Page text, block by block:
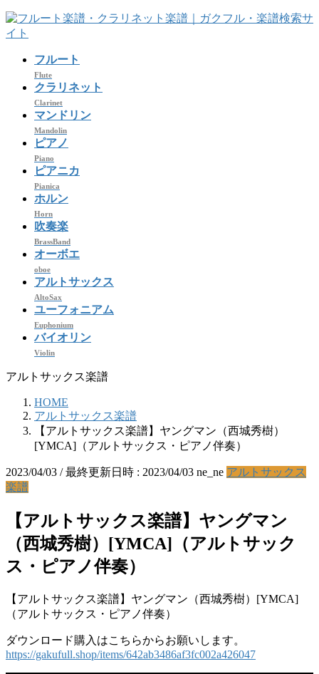
コ
ン
ナ
ビ
フルート
Flute
クラリネット
Clarinet
マンドリン
Mandolin
ピアノ
Piano
ピアニカ
Pianica
ホルン
Horn
吹奏楽
BrassBand
オーボエ
oboe
アルトサックス
AltoSax
ユーフォニアム
Euphonium
バイオリン
Violin
アルトサックス楽譜
HOME
アルトサックス楽譜
【アルトサックス楽譜】ヤングマン（西城秀樹）
[YMCA]（アルトサックス・ピアノ伴奏）
2023/04/03 / 最終更新日時 : 2023/04/03 ne_ne アルトサックス
楽譜
【アルトサックス楽譜】ヤングマン
（西城秀樹）[YMCA]（アルトサック
ス・ピアノ伴奏）
【アルトサックス楽譜】ヤングマン（西城秀樹）[YMCA]
（アルトサックス・ピアノ伴奏）
ダウンロード購入はこちらからお願いします。
https://gakufull.shop/items/642ab3486af3fc002a426047